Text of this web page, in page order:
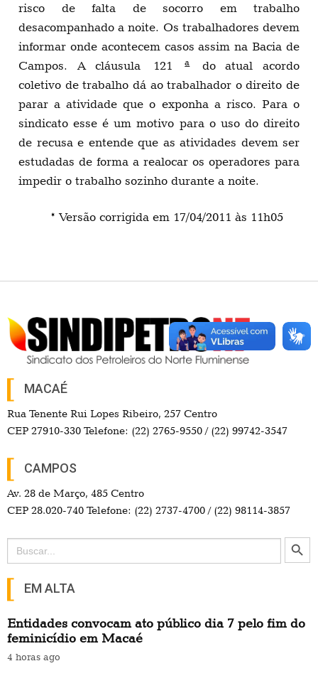
risco de falta de socorro em trabalho
desacompanhado a noite. Os trabalhadores devem
informar onde acontecem casos assim na Bacia de
Campos. A cláusula 121ado atual acordo
coletivo de trabalho dá ao trabalhador o direito de
parar a atividade que o exponha a risco. Para o
sindicato esse é um motivo para o uso do direito
de recusa e entende que as atividades devem ser
estudadas de forma a realocar os operadores para
impedir o trabalho sozinho durante a noite.
* Versão corrigida em 17/04/2011 às 11h05
MACAÉ
Rua Tenente Rui Lopes Ribeiro, 257 Centro
CEP 27910-330 Telefone: (22) 2765-9550 / (22) 99742-3547
CAMPOS
Av. 28 de Março, 485 Centro
CEP 28.020-740 Telefone: (22) 2737-4700 / (22) 98114-3857
Search
for:
Search Button
EM ALTA
Entidades convocam ato público dia 7 pelo fim do
feminicídio em Macaé
4 horas ago